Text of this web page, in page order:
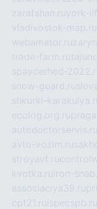
zarafshan.ruyork-
vladivostok-map.ru
webamator.ru
trade-farm.ru
spayderhed-
snow-guard.ru
shkurki-
ecolog.org.ru
autodoctorservis.ru
avto-vozim.ru
stroyavt.ru
kvotka.ru iron-
associaciya39.ru
cpt21.ru ispecspb.ru